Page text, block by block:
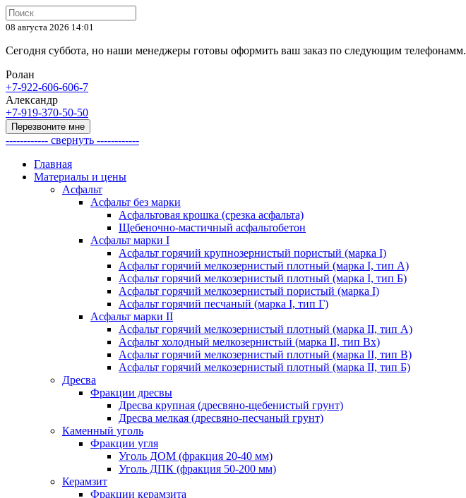
08 августа 2026 14:01
Сегодня суббота, но наши менеджеры готовы оформить ваш заказ по следующим телефонамм.
Ролан
+7-922-606-606-7
Александр
+7-919-370-50-50
Перезвоните мне
------------ свернуть ------------
Главная
Материалы и цены
Асфальт
Асфальт без марки
Асфальтовая крошка (срезка асфальта)
Щебеночно-мастичный асфальтобетон
Асфальт марки I
Асфальт горячий крупнозернистый пористый (марка I)
Асфальт горячий мелкозернистый плотный (марка I, тип А)
Асфальт горячий мелкозернистый плотный (марка I, тип Б)
Асфальт горячий мелкозернистый пористый (марка I)
Асфальт горячий песчаный (марка I, тип Г)
Асфальт марки II
Асфальт горячий мелкозернистый плотный (марка II, тип А)
Асфальт холодный мелкозернистый (марка II, тип Вх)
Асфальт горячий мелкозернистый плотный (марка II, тип В)
Асфальт горячий мелкозернистый плотный (марка II, тип Б)
Дресва
Фракции дресвы
Дресва крупная (дресвяно-щебенистый грунт)
Дресва мелкая (дресвяно-песчаный грунт)
Каменный уголь
Фракции угля
Уголь ДОМ (фракция 20-40 мм)
Уголь ДПК (фракция 50-200 мм)
Керамзит
Фракции керамзита